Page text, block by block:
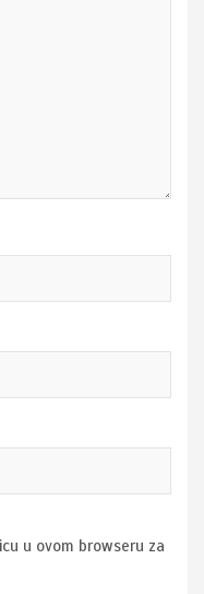
u ovom browseru za